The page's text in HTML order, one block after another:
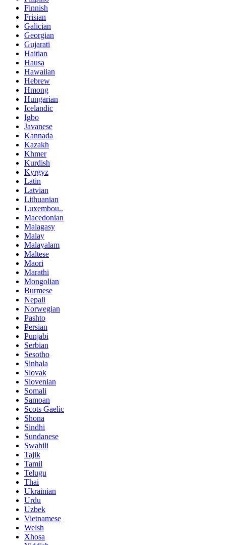
Finnish
Frisian
Galician
Georgian
Gujarati
Haitian
Hausa
Hawaiian
Hebrew
Hmong
Hungarian
Icelandic
Igbo
Javanese
Kannada
Kazakh
Khmer
Kurdish
Kyrgyz
Latin
Latvian
Lithuanian
Luxembou..
Macedonian
Malagasy
Malay
Malayalam
Maltese
Maori
Marathi
Mongolian
Burmese
Nepali
Norwegian
Pashto
Persian
Punjabi
Serbian
Sesotho
Sinhala
Slovak
Slovenian
Somali
Samoan
Scots Gaelic
Shona
Sindhi
Sundanese
Swahili
Tajik
Tamil
Telugu
Thai
Ukrainian
Urdu
Uzbek
Vietnamese
Welsh
Xhosa